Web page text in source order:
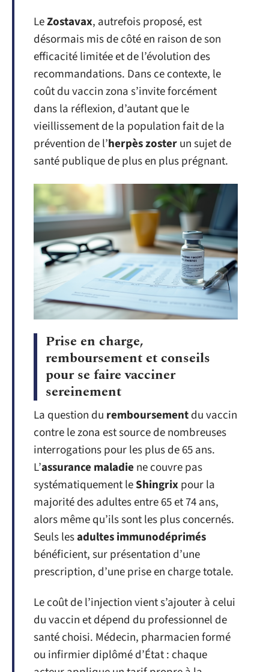
LeZostavax, autrefois proposé, est
désormais mis de côté en raison de son
efficacité limitée et de l’évolution des
recommandations. Dans ce contexte, le
coût du vaccin zona s’invite forcément
dans la réflexion, d’autant que le
vieillissement de la population fait de la
prévention de l’herpès zosterun sujet de
santé publique de plus en plus prégnant.
Prise en charge,
remboursement et conseils
pour se faire vacciner
sereinement
La question du remboursementdu vaccin
contre le zona est source de nombreuses
interrogations pour les plus de 65 ans.
L’assurance maladie ne couvre pas
systématiquement leShingrixpour la
majorité des adultes entre 65 et 74 ans,
alors même qu’ils sont les plus concernés.
Seuls lesadultes immunodéprimés
bénéficient, sur présentation d’une
prescription, d’une prise en charge totale.
Le coût de l’injection vient s’ajouter à celui
du vaccin et dépend du professionnel de
santé choisi. Médecin, pharmacien formé
ou infirmier diplômé d’État : chaque